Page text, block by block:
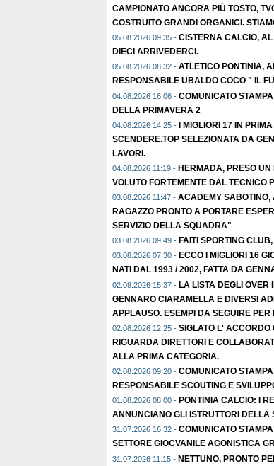
CAMPIONATO ANCORA PIÙ TOSTO,
COSTRUITO GRANDI ORGANICI.
05.08.2026 09:35 - CISTERNA CALCIO, AL
DIECI ARRIVEDERCI.
05.08.2026 08:32 - ATLETICO PONTINIA,
RESPONSABILE UBALDO COCO " IL
04.08.2026 16:06 - COMUNICATO
DELLA PRIMAVERA 2
04.08.2026 14:25 - I MIGLIORI 17 IN
SCENDERE.TOP SELEZIONATA DA
LAVORI.
04.08.2026 11:19 - HERMADA, PRESO
VOLUTO FORTEMENTE DAL TECNICO
03.08.2026 11:47 - ACADEMY SABOTINO,
RAGAZZO PRONTO A PORTARE
SERVIZIO DELLA SQUADRA"
03.08.2026 09:49 - FAITI SPORTING
03.08.2026 07:30 - ECCO I MIGLIORI 16
NATI DAL 1993 / 2002, FATTA DA
02.08.2026 15:37 - LA LISTA DEGLI OVER
GENNARO CIARAMELLA E DIVERSI
APPLAUSO. ESEMPI DA SEGUIRE PER
02.08.2026 12:25 - SIGLATO L' ACCORDO
RIGUARDA DIRETTORI E
ALLA PRIMA CATEGORIA.
02.08.2026 09:20 - COMUNICATO
RESPONSABILE SCOUTING E
01.08.2026 08:00 - PONTINIA CALCIO: I
ANNUNCIANO GLI ISTRUTTORI DELLA
31.07.2026 16:32 - COMUNICATO
SETTORE GIOCVANILE AGONISTICA
31.07.2026 11:15 - NETTUNO, PRONTO